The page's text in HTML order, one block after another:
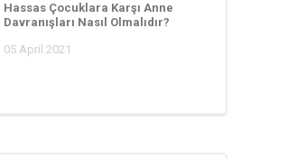
Hassas Çocuklara Karşı Anne
Davranışları Nasıl Olmalıdır?
05 April 2021